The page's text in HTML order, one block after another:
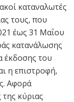
καταναλωτές
τους, που
έως 31 Μαΐου
κατανάλωσης
έκδοσης του
η επιστροφή,
Αφορά
κύριας